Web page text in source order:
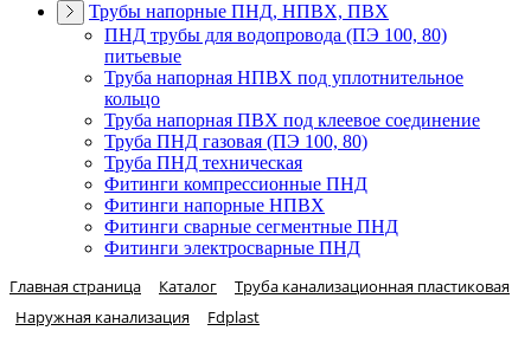
Трубы напорные ПНД, НПВХ, ПВХ
ПНД трубы для водопровода (ПЭ 100, 80)
питьевые
Труба напорная НПВХ под уплотнительное
кольцо
Труба напорная ПВХ под клеевое соединение
Труба ПНД газовая (ПЭ 100, 80)
Труба ПНД техническая
Фитинги компрессионные ПНД
Фитинги напорные НПВХ
Фитинги сварные сегментные ПНД
Фитинги электросварные ПНД
Главная страница Каталог
Труба канализационная пластиковая
Наружная канализация
Fdplast